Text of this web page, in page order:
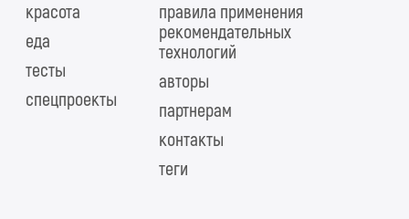
красота
еда
тесты
спецпроекты
правила применения
рекомендательных
технологий
авторы
партнерам
контакты
теги